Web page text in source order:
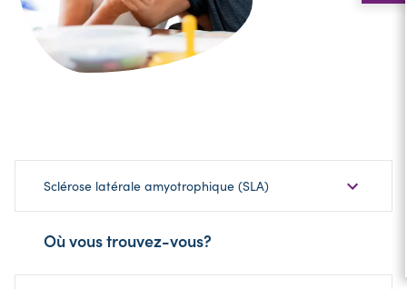
sous-
catégorie
Sclérose latérale amyotrophique (SLA)
Où vous trouvez-vous?